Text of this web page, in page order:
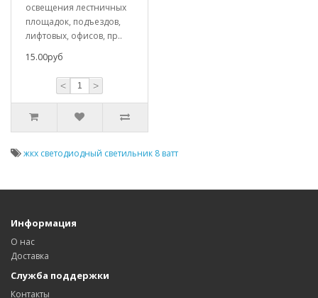
освещения лестничных
площадок, подъездов,
лифтовых, офисов, пр..
15.00руб
< >
жкх светодиодный светильник 8 ватт
Информация
О нас
Доставка
Служба поддержки
Контакты